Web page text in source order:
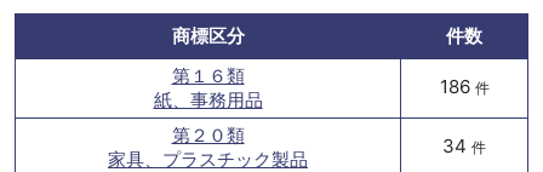
商標区分
件数
第１６類
紙、事務用品
186 件
第２０類
家具、プラスチック製品
34 件